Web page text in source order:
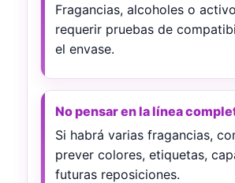
Fragancias, alcoholes o
requerir pruebas de
el envase.
No pensar en la línea
Si habrá varias fragancias,
prever colores, etiquetas,
futuras reposiciones.